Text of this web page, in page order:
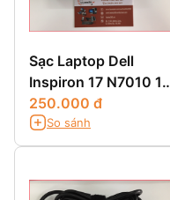
Sạc Laptop Dell
Inspiron 17 N7010 17
N7110
250.000 đ
So sánh